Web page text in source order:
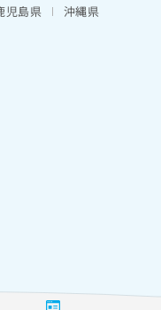
児島県 沖縄県